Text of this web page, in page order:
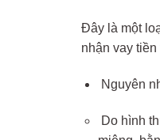
Đây là một
nhận vay
Nguyên
Do hình